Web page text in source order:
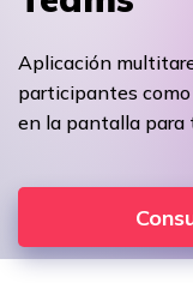
Aplicación
participantes
en la pantalla para